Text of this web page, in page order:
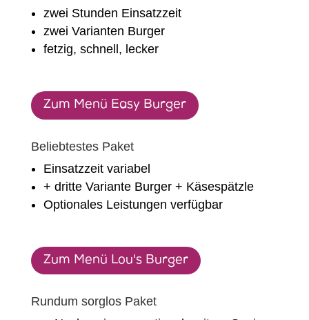
zwei Stunden Einsatzzeit
zwei Varianten Burger
fetzig, schnell, lecker
Zum Menü Easy Burger
Beliebtestes Paket
Einsatzzeit variabel
+ dritte Variante Burger + Käsespätzle
Optionales Leistungen verfügbar
Zum Menü Lou's Burger
Rundum sorglos Paket